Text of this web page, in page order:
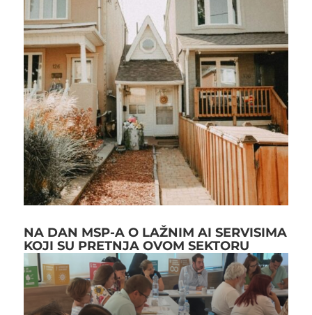
NA DAN MSP-A O LAŽNIM AI SERVISIMA
KOJI SU PRETNJA OVOM SEKTORU